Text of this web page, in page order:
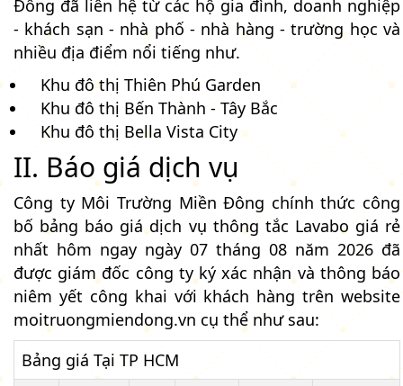
Đông đã liên hệ từ các hộ gia đình, doanh nghiệp
- khách sạn - nhà phố - nhà hàng - trường học và
nhiều địa điểm nổi tiếng như.
Khu đô thị Thiên Phú Garden
Khu đô thị Bến Thành - Tây Bắc
Khu đô thị Bella Vista City
II. Báo giá dịch vụ
Công ty Môi Trường Miền Đông chính thức công
bố bảng báo giá dịch vụ thông tắc Lavabo giá rẻ
nhất hôm ngay ngày 07 tháng 08 năm 2026 đã
được giám đốc công ty ký xác nhận và thông báo
niêm yết công khai với khách hàng trên website
moitruongmiendong.vn cụ thể như sau:
Bảng giá Tại TP HCM